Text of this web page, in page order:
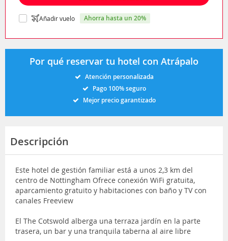
Añadir vuelo ahorra hasta un 20%
Por qué reservar tu hotel con Atrápalo
Atención personalizada
Pago 100% seguro
Mejor precio garantizado
Descripción
Este hotel de gestión familiar está a unos 2,3 km del
centro de Nottingham Ofrece conexión WiFi gratuita,
aparcamiento gratuito y habitaciones con baño y TV con
canales Freeview
El The Cotswold alberga una terraza jardín en la parte
trasera, un bar y una tranquila taberna al aire libre